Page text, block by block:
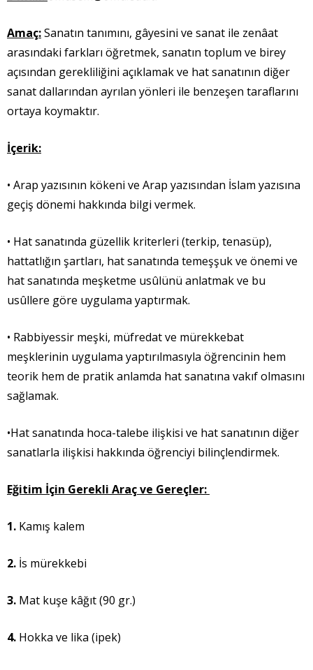
Amaç:Sanatın tanımını, gâyesini ve sanat ile zenâat
arasındaki farkları öğretmek, sanatın toplum ve birey
açısından gerekliliğini açıklamak ve hat sanatının diğer
sanat dallarından ayrılan yönleri ile benzeşen taraflarını
ortaya koymaktır.
İçerik:
• Arap yazısının kökeni ve Arap yazısından İslam yazısına
geçiş dönemi hakkında bilgi vermek.
• Hat sanatında güzellik kriterleri (terkip, tenasüp),
hattatlığın şartları, hat sanatında temeşşuk ve önemi ve
hat sanatında meşketme usûlünü anlatmak ve bu
usûllere göre uygulama yaptırmak.
• Rabbiyessir meşki, müfredat ve mürekkebat
meşklerinin uygulama yaptırılmasıyla öğrencinin hem
teorik hem de pratik anlamda hat sanatına vakıf olmasını
sağlamak.
•Hat sanatında hoca-talebe ilişkisi ve hat sanatının diğer
sanatlarla ilişkisi hakkında öğrenciyi bilinçlendirmek.
Eğitim İçin Gerekli Araç ve Gereçler:
1. Kamış kalem
2. İs mürekkebi
3. Mat kuşe kâğıt (90 gr.)
4. Hokka ve lika (ipek)